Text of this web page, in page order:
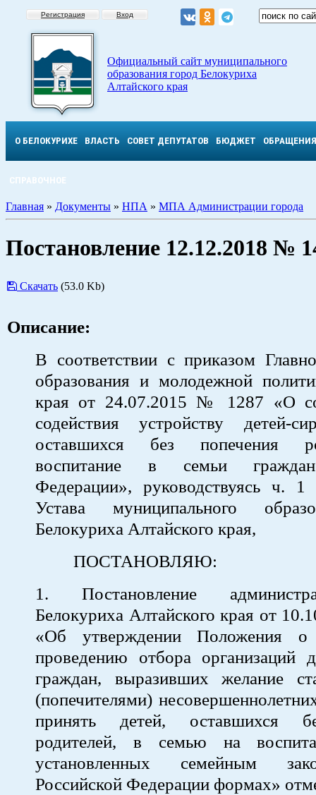
Регистрация Вход
Официальный сайт муниципального
образования город Белокуриха
Алтайского края
О БЕЛОКУРИХЕ ВЛАСТЬ СОВЕТ ДЕПУТАТОВ БЮДЖЕТ ОБРАЩЕНИЯ
СПРАВОЧНОЕ
Главная » Документы » НПА » МПА Администрации города
Постановление 12.12.2018 №
Скачать (53.0 Kb)
Описание:
В соответствии с приказом
образования и молодежной
края от 24.07.2015 № 1287 «О
содействия устройству детей-
оставшихся без попечения
воспитание в семьи
Федерации», руководствуясь ч.
Устава муниципального
Белокуриха Алтайского края,
ПОСТАНОВЛЯЮ:
1. Постановление
Белокуриха Алтайского края от
«Об утверждении Положения
проведению отбора организаций
граждан, выразивших желание
(попечителями)
принять детей, оставшихся
родителей, в семью на
установленных семейным
Российской Федерации формах»